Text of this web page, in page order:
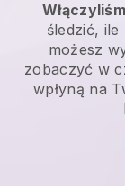
śledzić, ile
możesz
zobaczyć w
wpłyną na